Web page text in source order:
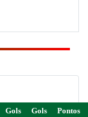
Gols
Gols
Pontos